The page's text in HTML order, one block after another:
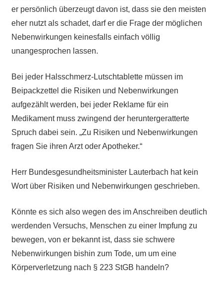
er persönlich überzeugt davon ist, dass sie den meisten
eher nutzt als schadet, darf er die Frage der möglichen
Nebenwirkungen keinesfalls einfach völlig
unangesprochen lassen.
Bei jeder Halsschmerz-Lutschtablette müssen im
Beipackzettel die Risiken und Nebenwirkungen
aufgezählt werden, bei jeder Reklame für ein
Medikament muss zwingend der heruntergeratterte
Spruch dabei sein. „Zu Risiken und Nebenwirkungen
fragen Sie ihren Arzt oder Apotheker.“
Herr Bundesgesundheitsminister Lauterbach hat kein
Wort über Risiken und Nebenwirkungen geschrieben.
Könnte es sich also wegen des im Anschreiben deutlich
werdenden Versuchs, Menschen zu einer Impfung zu
bewegen, von er bekannt ist, dass sie schwere
Nebenwirkungen bishin zum Tode, um um eine
Körperverletzung nach § 223 StGB handeln?